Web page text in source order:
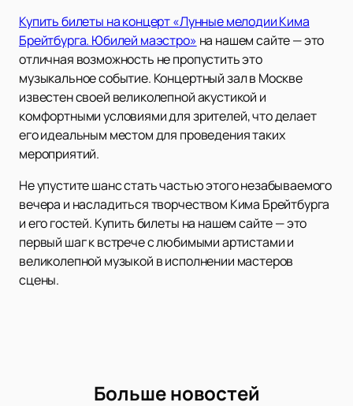
Купить билеты на концерт «Лунные мелодии Кима
Брейтбурга. Юбилей маэстро» на нашем сайте — это
отличная возможность не пропустить это
музыкальное событие. Концертный зал в Москве
известен своей великолепной акустикой и
комфортными условиями для зрителей, что делает
его идеальным местом для проведения таких
мероприятий.
Не упустите шанс стать частью этого незабываемого
вечера и насладиться творчеством Кима Брейтбурга
и его гостей. Купить билеты на нашем сайте — это
первый шаг к встрече с любимыми артистами и
великолепной музыкой в исполнении мастеров
сцены.
Больше новостей